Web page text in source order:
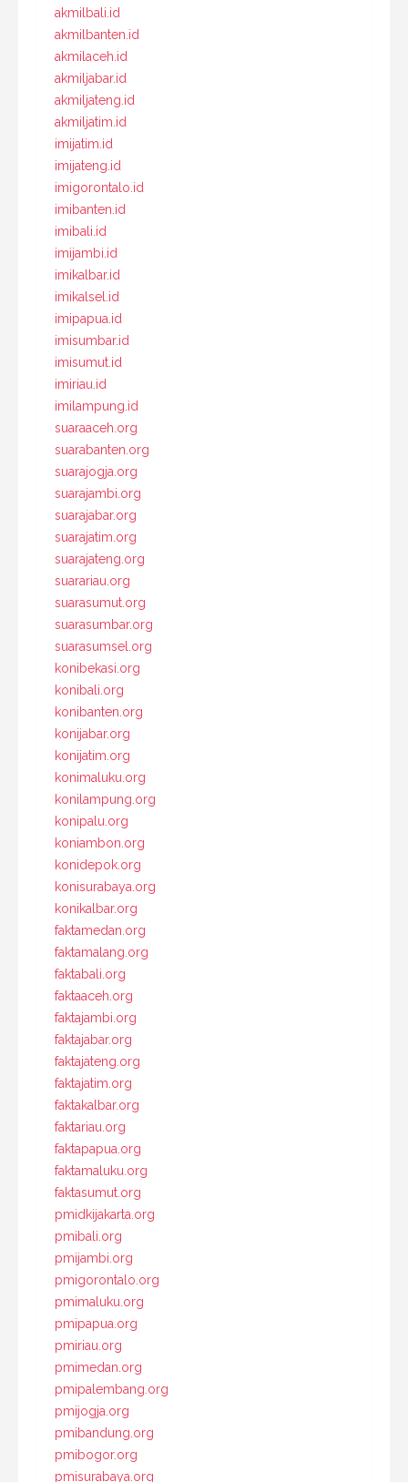
akmilbali.id
akmilbanten.id
akmilaceh.id
akmiljabar.id
akmiljateng.id
akmiljatim.id
imijatim.id
imijateng.id
imigorontalo.id
imibanten.id
imibali.id
imijambi.id
imikalbar.id
imikalsel.id
imipapua.id
imisumbar.id
imisumut.id
imiriau.id
imilampung.id
suaraaceh.org
suarabanten.org
suarajogja.org
suarajambi.org
suarajabar.org
suarajatim.org
suarajateng.org
suarariau.org
suarasumut.org
suarasumbar.org
suarasumsel.org
konibekasi.org
konibali.org
konibanten.org
konijabar.org
konijatim.org
konimaluku.org
konilampung.org
konipalu.org
koniambon.org
konidepok.org
konisurabaya.org
konikalbar.org
faktamedan.org
faktamalang.org
faktabali.org
faktaaceh.org
faktajambi.org
faktajabar.org
faktajateng.org
faktajatim.org
faktakalbar.org
faktariau.org
faktapapua.org
faktamaluku.org
faktasumut.org
pmidkijakarta.org
pmibali.org
pmijambi.org
pmigorontalo.org
pmimaluku.org
pmipapua.org
pmiriau.org
pmimedan.org
pmipalembang.org
pmijogja.org
pmibandung.org
pmibogor.org
pmisurabaya.org